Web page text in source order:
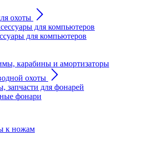
охоты
для компьютеров
карабины и амортизаторы
охоты
запчасти для фонарей
фонари
к ножам